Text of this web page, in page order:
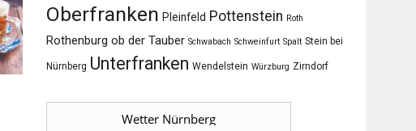
Oberfranken Pleinfeld Pottenstein Roth
Rothenburg ob der Tauber Schwabach Schweinfurt Spalt Stein bei
Nürnberg Unterfranken Wendelstein Würzburg Zirndorf
Wetter Nürnberg